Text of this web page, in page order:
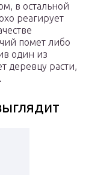
в остальной
реагирует
помет либо
один из
деревцу расти,